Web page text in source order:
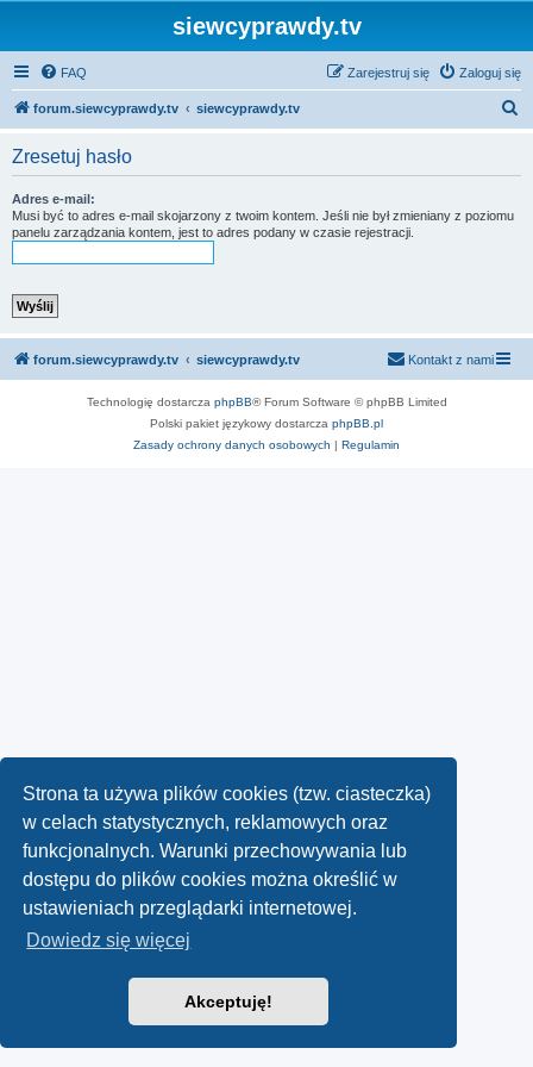
Strona ta używa plików cookies (tzw. ciasteczka)
w celach statystycznych, reklamowych oraz
funkcjonalnych. Warunki przechowywania lub
dostępu do plików cookies można określić w
ustawieniach przeglądarki internetowej.
Dowiedz się więcej
Akceptuję!
siewcyprawdy.tv
FAQ Zaloguj się
Zarejestruj się
forum.siewcyprawdy.tv siewcyprawdy.tv
Zresetuj hasło
Adres e-mail:
Musi być to adres e-mail skojarzony z twoim kontem. Jeśli nie był zmieniany z poziomu
panelu zarządzania kontem, jest to adres podany w czasie rejestracji.
forum.siewcyprawdy.tv siewcyprawdy.tv Kontakt z nami
Technologię dostarcza phpBB® Forum Software © phpBB Limited
Polski pakiet językowy dostarcza phpBB.pl
Zasady ochrony danych osobowych | Regulamin